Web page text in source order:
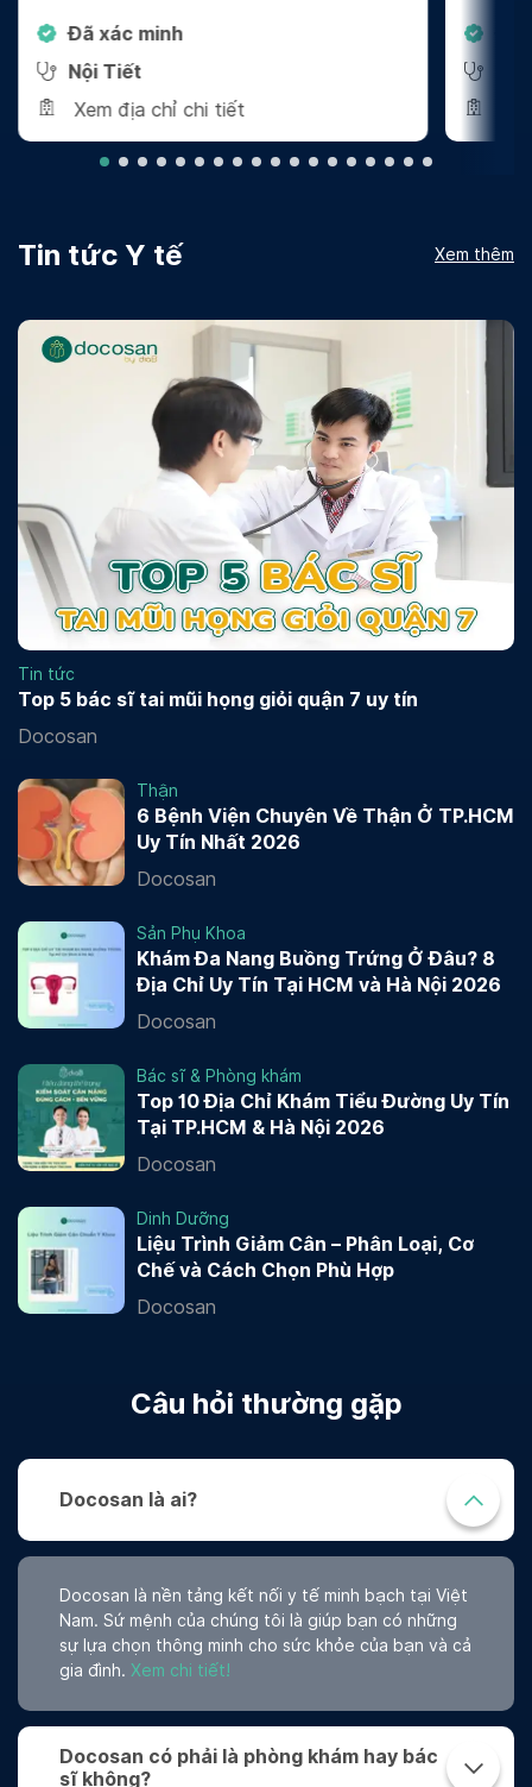
Đã xác minh
Nội Tiết
Xem địa chỉ chi tiết
Tin tức Y tế Xem thêm
Tin tức
Top 5 bác sĩ tai mũi họng giỏi quận 7 uy tín
Docosan
Thận
6 Bệnh Viện Chuyên Về Thận Ở TP.HCM
Uy Tín Nhất 2026
Docosan
Sản Phụ Khoa
Khám Đa Nang Buồng Trứng Ở Đâu? 8
Địa Chỉ Uy Tín Tại HCM và Hà Nội 2026
Docosan
Bác sĩ & Phòng khám
Top 10 Địa Chỉ Khám Tiểu Đường Uy Tín
Tại TP.HCM & Hà Nội 2026
Docosan
Dinh Dưỡng
Liệu Trình Giảm Cân – Phân Loại, Cơ
Chế và Cách Chọn Phù Hợp
Docosan
Câu hỏi thường gặp
Docosan là ai?
Docosan là nền tảng kết nối y tế minh bạch tại Việt
Nam. Sứ mệnh của chúng tôi là giúp bạn có những
sự lựa chọn thông minh cho sức khỏe của bạn và cả
gia đình. Xem chi tiết!
Docosan có phải là phòng khám hay bác
sĩ không?